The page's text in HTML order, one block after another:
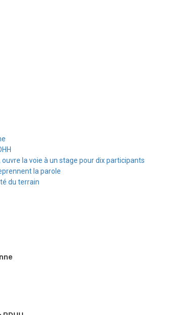
ouvre la voie à un stage pour dix participants
la parole
du terrain